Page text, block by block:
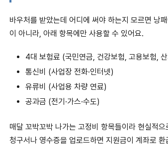
바우처를 받았는데 어디에 써야 하는지 모르면 낭
이 아니라, 아래 항목에만 사용할 수 있어요.
4대 보험료 (국민연금, 건강보험, 고용보험,
통신비 (사업장 전화·인터넷)
유류비 (사업용 차량 연료)
공과금 (전기·가스·수도)
매달 꼬박꼬박 나가는 고정비 항목들이라 현실적
청구서나 영수증을 업로드하면 지원금이 계좌로